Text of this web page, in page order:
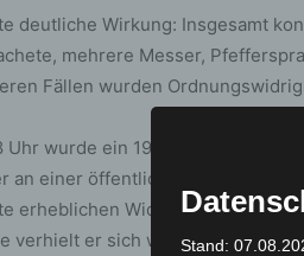
deutliche Wirkung: Insgesamt
mehrere Messer,
Fällen wurden
Uhr wurde ein 19-jähriger
an einer öffentlichen USB-
erheblichen Widerstand und griff
verhielt er sich weiter aggressiv
Stand: